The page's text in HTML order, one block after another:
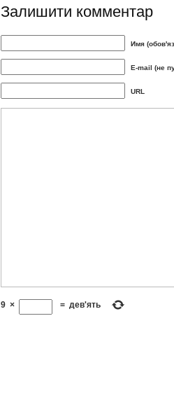
Залишити комментар
Имя
E-mail (не
URL
9 × = дев'ять